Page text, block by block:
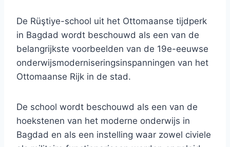
De Rüştiye-school uit het Ottomaanse tijdperk
in Bagdad wordt beschouwd als een van de
belangrijkste voorbeelden van de 19e-eeuwse
onderwijsmoderniseringsinspanningen van het
Ottomaanse Rijk in de stad.
De school wordt beschouwd als een van de
hoekstenen van het moderne onderwijs in
Bagdad en als een instelling waar zowel civiele